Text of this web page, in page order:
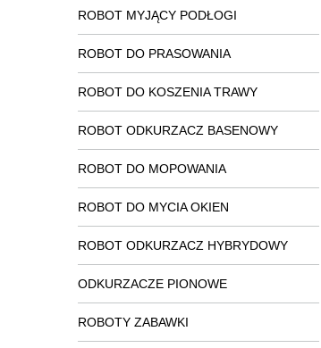
ROBOT MYJĄCY PODŁOGI
ROBOT DO PRASOWANIA
ROBOT DO KOSZENIA TRAWY
ROBOT ODKURZACZ BASENOWY
ROBOT DO MOPOWANIA
ROBOT DO MYCIA OKIEN
ROBOT ODKURZACZ HYBRYDOWY
ODKURZACZE PIONOWE
ROBOTY ZABAWKI